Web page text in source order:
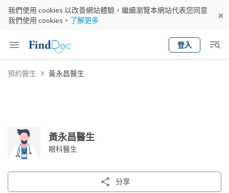
我們使用 cookies 以改善網站體驗，繼續瀏覽本網站代表您同意
我們使用 cookies。 了解更多
登入
Keyword
預約醫生 黃永昌醫生
黃永昌醫生
眼科醫生
分享